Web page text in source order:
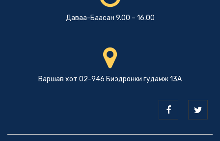
Даваа-Баасан 9.00 – 16.00
Варшав хот 02-946 Биэдронки гудамж 13А